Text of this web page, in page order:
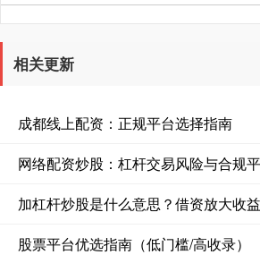
相关更新
成都线上配资：正规平台选择指南
网络配资炒股：杠杆交易风险与合规
加杠杆炒股是什么意思？借资放大收
股票平台优选指南（低门槛/高收录）